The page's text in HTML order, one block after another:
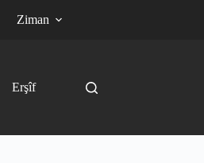
Ziman
Erşîf